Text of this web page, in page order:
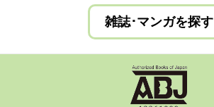
雑誌･マンガを探す